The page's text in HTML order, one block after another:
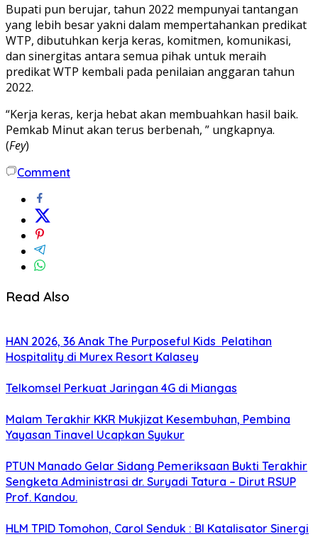
Bupati pun berujar, tahun 2022 mempunyai tantangan
yang lebih besar yakni dalam mempertahankan predikat
WTP, dibutuhkan kerja keras, komitmen, komunikasi,
dan sinergitas antara semua pihak untuk meraih
predikat WTP kembali pada penilaian anggaran tahun
2022.
“Kerja keras, kerja hebat akan membuahkan hasil baik.
Pemkab Minut akan terus berbenah, ” ungkapnya.
(Fey)
Comment
Read Also
HAN 2026, 36 Anak The Purposeful Kids Pelatihan
Hospitality di Murex Resort Kalasey
Telkomsel Perkuat Jaringan 4G di Miangas
Malam Terakhir KKR Mukjizat Kesembuhan, Pembina
Yayasan Tinavel Ucapkan Syukur
PTUN Manado Gelar Sidang Pemeriksaan Bukti Terakhir
Sengketa Administrasi dr. Suryadi Tatura – Dirut RSUP
Prof. Kandou.
HLM TPID Tomohon, Carol Senduk : BI Katalisator Sinergi